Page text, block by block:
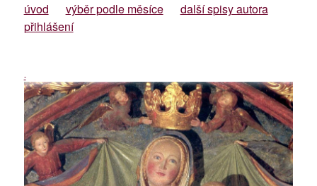
úvod výběr podle měsíce
další spisy autora
přihlášení
-